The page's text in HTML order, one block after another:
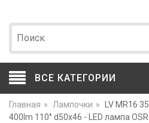
ВСЕ КАТЕГОРИИ
Главная » Лампочки »
LV MR16
400lm 110° d50x46 - LED лампа